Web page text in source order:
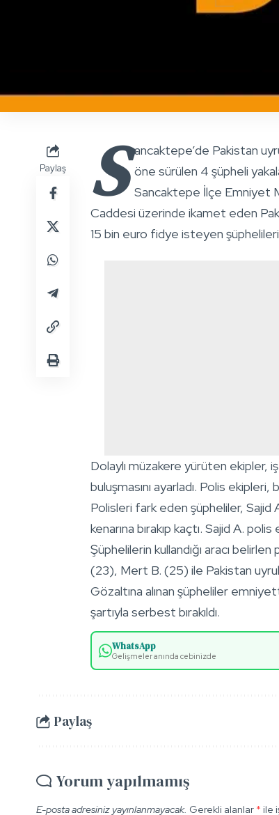
Paylaş S ancaktepe’de Pakistan
öne sürülen 4 şüpheli
Sancaktepe İlçe Emniyet
Caddesi üzerinde ikamet eden
15 bin euro fidye isteyen şüphelileri
Dolaylı müzakere yürüten ekipler,
buluşmasını ayarladı. Polis
Polisleri fark eden şüpheliler, Sajid
kenarına bırakıp kaçtı. Sajid A.
Şüphelilerin kullandığı aracı
(23), Mert B. (25) ile Pakistan
Gözaltına alınan şüpheliler
şartıyla serbest bırakıldı.
WhatsApp
Gelişmeler anında cebinizde
Paylaş
Yorum yapılmamış
E-posta adresiniz yayınlanmayacak. Gerekli alanlar * ile